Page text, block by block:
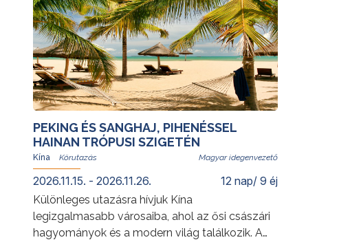
PEKING ÉS SANGHAJ, PIHENÉSSEL
HAINAN TRÓPUSI SZIGETÉN
Kína Magyar idegenvezető
2026.11.15. - 2026.11.26. 12 nap/ 9 éj
Különleges utazásra hívjuk Kína
legizgalmasabb városaiba, ahol az ősi császári
hagyományok és a modern világ találkozik. A